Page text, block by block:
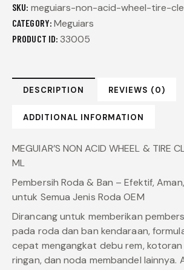
SKU: meguiars-non-acid-wheel-tire-
CATEGORY: Meguiars
PRODUCT ID: 33005
DESCRIPTION REVIEWS (0)
ADDITIONAL INFORMATION
MEGUIAR’S NON ACID WHEEL & TIRE
ML
Pembersih Roda & Ban – Efektif,
untuk Semua Jenis Roda OEM
Dirancang untuk memberikan
pada roda dan ban kendaraan,
cepat mengangkat debu rem, kotoran
ringan, dan noda membandel lainnya.